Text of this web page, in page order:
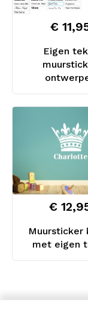
Eigen
€
Muursticker
met eigen
€